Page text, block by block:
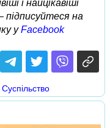
і найцікавіші
на
уFacebook
Суспільство